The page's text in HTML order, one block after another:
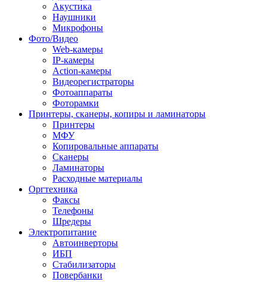
Акустика
Наушники
Микрофоны
Фото/Видео
Web-камеры
IP-камеры
Action-камеры
Видеорегистраторы
Фотоаппараты
Фоторамки
Принтеры, сканеры, копиры и ламинаторы
Принтеры
МФУ
Копировальные аппараты
Сканеры
Ламинаторы
Расходные материалы
Оргтехника
Факсы
Телефоны
Шредеры
Электропитание
Автоинверторы
ИБП
Стабилизаторы
Повербанки